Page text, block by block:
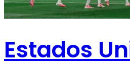
Estados